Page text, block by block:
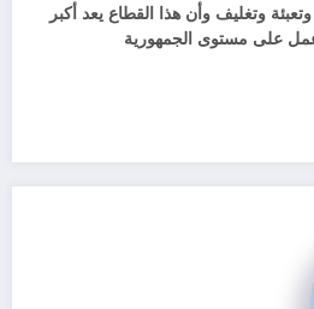
وتغليف وأن هذا القطاع يعد أكبر
على مستوى الجمهورية